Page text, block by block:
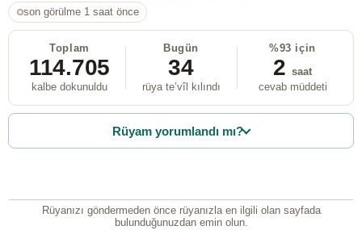
son görülme 1 saat önce
Toplam
114.705
kalbe dokunuldu
Bugün
34
rüya te’vîl kılındı
%93 için
2 saat
cevab müddeti
Rüyam yorumlandı mı?
Rüyanızı göndermeden önce rüyanızla en ilgili olan sayfada
bulunduğunuzdan emin olun.